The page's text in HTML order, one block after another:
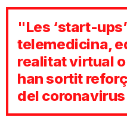
"Les ‘start-
telemedicina,
realitat virtual
han sortit
del